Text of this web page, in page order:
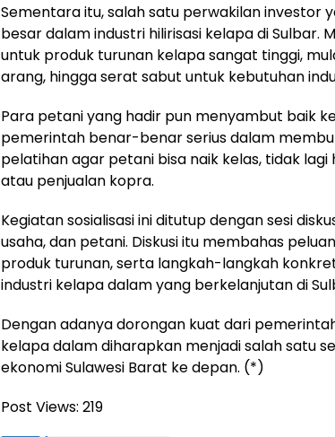
Sementara itu, salah satu perwakilan investor
besar dalam industri hilirisasi kelapa di Sulbar.
untuk produk turunan kelapa sangat tinggi,
arang, hingga serat sabut untuk kebutuhan
Para petani yang hadir pun menyambut baik
pemerintah benar-benar serius dalam
pelatihan agar petani bisa naik kelas, tidak
atau penjualan kopra.
Kegiatan sosialisasi ini ditutup dengan sesi
usaha, dan petani. Diskusi itu membahas
produk turunan, serta langkah-langkah
industri kelapa dalam yang berkelanjutan di
Dengan adanya dorongan kuat dari
kelapa dalam diharapkan menjadi salah satu
ekonomi Sulawesi Barat ke depan. (*)
Post Views: 219